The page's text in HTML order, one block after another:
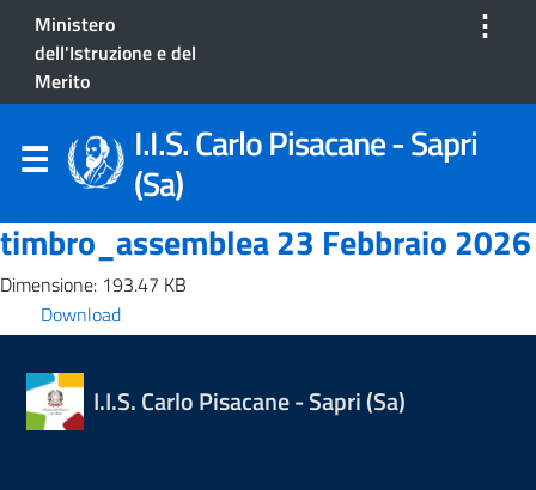
Ministero
dell'Istruzione e del
Merito
⋮
I.I.S. Carlo Pisacane - Sapri
(Sa)
timbro_assemblea 23 Febbraio 2026
Dimensione: 193.47 KB
Download
I.I.S. Carlo Pisacane - Sapri (Sa)